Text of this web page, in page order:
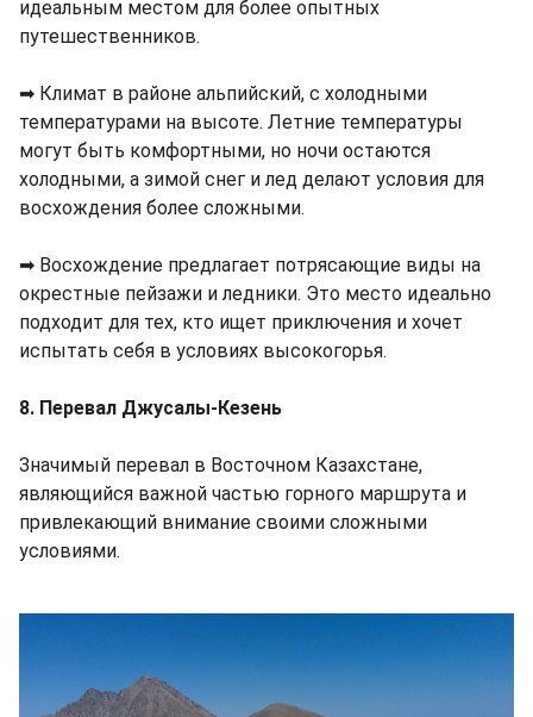
идеальным местом для более опытных
путешественников.
➡ Климат в районе альпийский, с холодными
температурами на высоте. Летние температуры
могут быть комфортными, но ночи остаются
холодными, а зимой снег и лед делают условия для
восхождения более сложными.
➡ Восхождение предлагает потрясающие виды на
окрестные пейзажи и ледники. Это место идеально
подходит для тех, кто ищет приключения и хочет
испытать себя в условиях высокогорья.
8. Перевал Джусалы-Кезень
Значимый перевал в Восточном Казахстане,
являющийся важной частью горного маршрута и
привлекающий внимание своими сложными
условиями.